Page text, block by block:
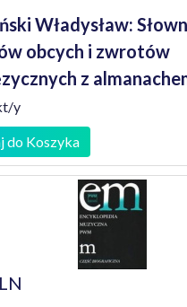
Władysław:
obcych i zwrotów
z
y
do Koszyka